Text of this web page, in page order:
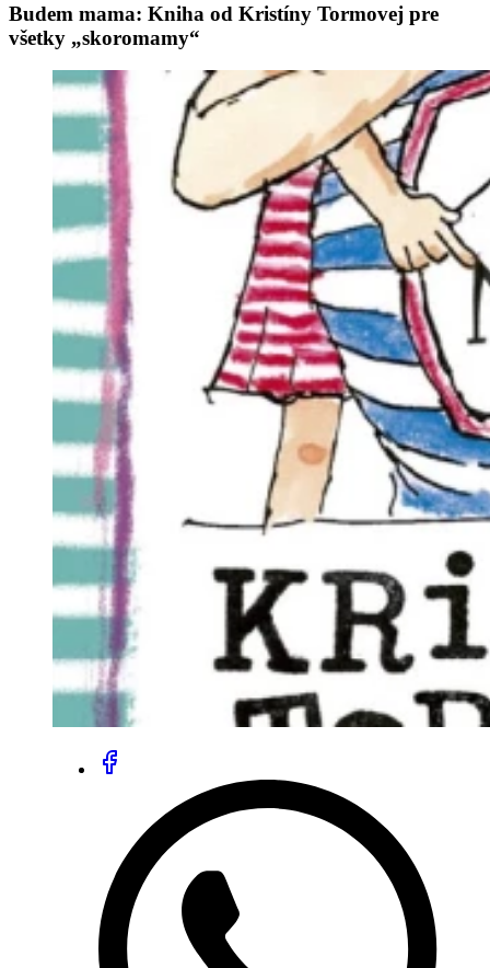
Budem mama: Kniha od Kristíny Tormovej pre
všetky „skoromamy“